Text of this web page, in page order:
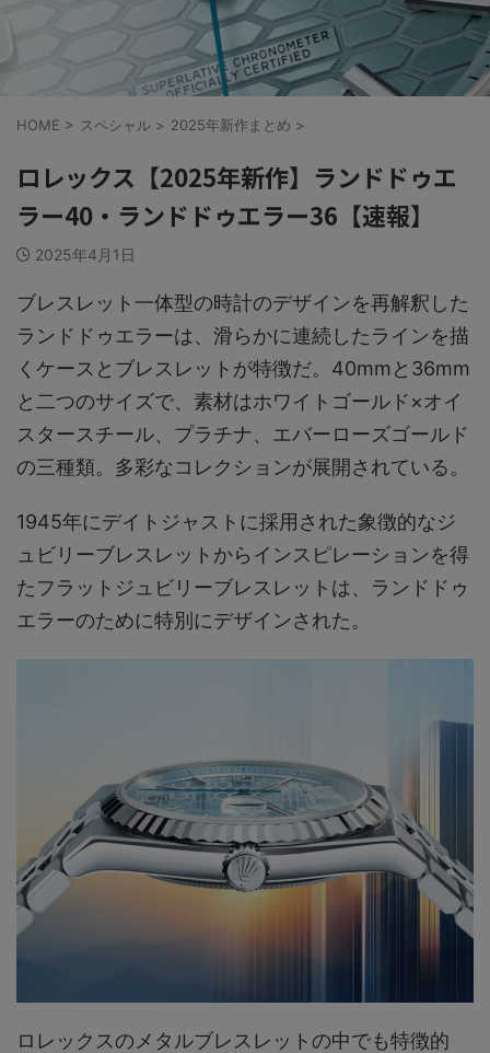
HOME > スペシャル > 2025年新作まとめ >
ロレックス【2025年新作】ランドドゥエ
ラー40・ランドドゥエラー36【速報】
2025年4月1日
ブレスレット一体型の時計のデザインを再解釈した
ランドドゥエラーは、滑らかに連続したラインを描
くケースとブレスレットが特徴だ。40mmと36mm
と二つのサイズで、素材はホワイトゴールド×オイ
スタースチール、プラチナ、エバーローズゴールド
の三種類。多彩なコレクションが展開されている。
1945年にデイトジャストに採用された象徴的なジ
ュビリーブレスレットからインスピレーションを得
たフラットジュビリーブレスレットは、ランドドゥ
エラーのために特別にデザインされた。
ロレックスのメタルブレスレットの中でも特徴的